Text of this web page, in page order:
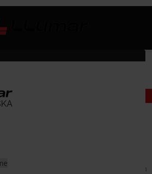
którego nie da się pomylić z innym